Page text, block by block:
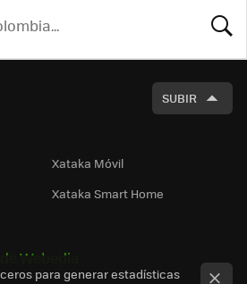
SUBIR
Xataka Móvil
Xataka Smart Home
Webedia
para generar estadísticas